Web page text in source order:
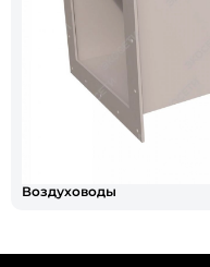
Воздуховоды